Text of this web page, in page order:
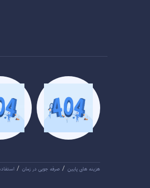
هزینه های پایین / صرفه جویی در زمان /